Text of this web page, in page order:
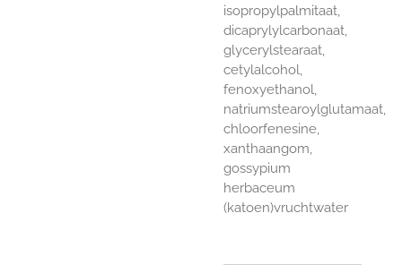
isopropylpalmitaat,
dicaprylylcarbonaat,
glycerylstearaat,
cetylalcohol,
fenoxyethanol,
natriumstearoylglutamaat,
chloorfenesine,
xanthaangom,
gossypium
herbaceum
(katoen)vruchtwater